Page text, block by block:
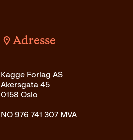
Adresse
Kagge Forlag AS
Akersgata 45
0158 Oslo
NO 976 741 307 MVA